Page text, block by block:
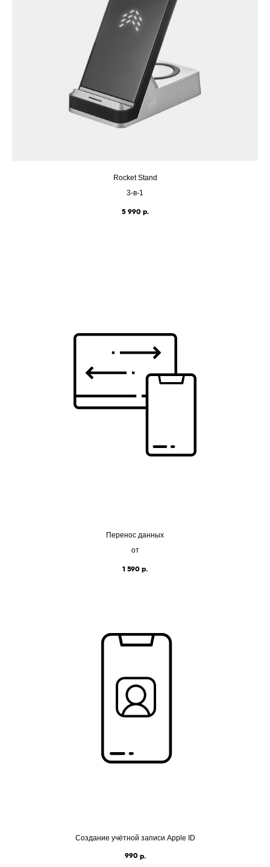
Rocket Stand
3-в-1
5 990 р.
Перенос данных
от
1 590 р.
Создание учётной записи Apple ID
990 р.